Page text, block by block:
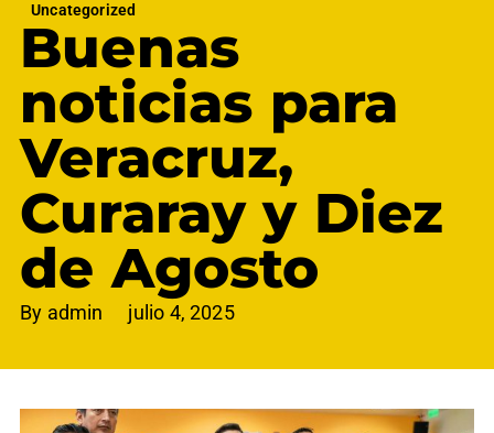
Uncategorized
Buenas
noticias para
Veracruz,
Curaray y Diez
de Agosto
By admin julio 4, 2025